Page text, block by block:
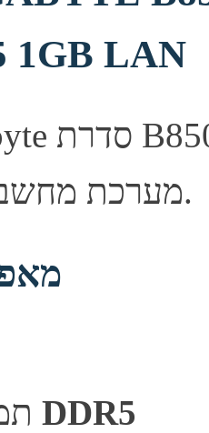
1GB LAN
מערכת מחשב יציבה ואמינה.
DDR5